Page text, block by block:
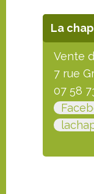
La
Vente
7 rue
07 58